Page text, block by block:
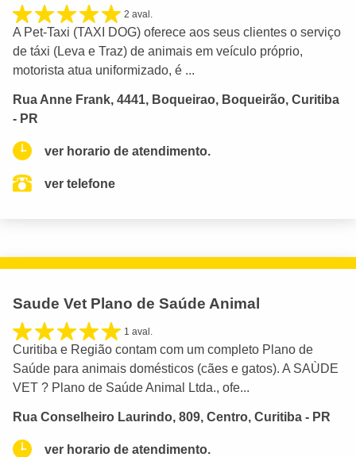
2 aval.
A Pet-Taxi (TAXI DOG) oferece aos seus clientes o serviço
de táxi (Leva e Traz) de animais em veículo próprio,
motorista atua uniformizado, é ...
Rua Anne Frank, 4441, Boqueirao, Boqueirão, Curitiba
- PR
ver horario de atendimento.
ver telefone
Saude Vet Plano de Saúde Animal
1 aval.
Curitiba e Região contam com um completo Plano de
Saúde para animais domésticos (cães e gatos). A SAÙDE
VET ? Plano de Saúde Animal Ltda., ofe...
Rua Conselheiro Laurindo, 809, Centro, Curitiba - PR
ver horario de atendimento.